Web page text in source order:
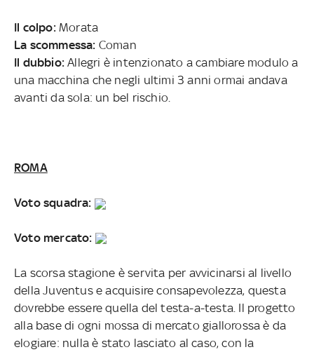
Il colpo:Morata
La scommessa: Coman
Il dubbio:Allegri è intenzionato a cambiare modulo a
una macchina che negli ultimi 3 anni ormai andava
avanti da sola: un bel rischio.
ROMA
Voto squadra:
Voto mercato:
La scorsa stagione è servita per avvicinarsi al livello
della Juventus e acquisire consapevolezza, questa
dovrebbe essere quella del testa-a-testa. Il progetto
alla base di ogni mossa di mercato giallorossa è da
elogiare: nulla è stato lasciato al caso, con la